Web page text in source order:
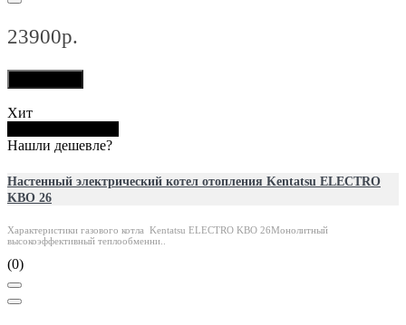
23900р.
Хит
Нашли дешевле?
Настенный электрический котел отопления Kentatsu ELECTRO
KBO 26
Характеристики газового котла Kentatsu ELECTRO KBO 26Монолитный
высокоэффективный теплообменни..
(0)